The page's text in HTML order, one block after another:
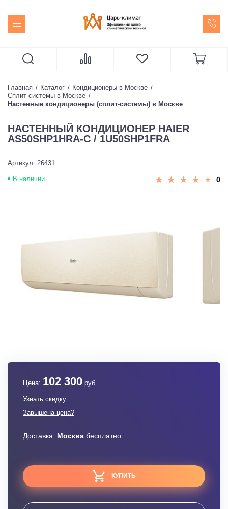
Главная Каталог
Кондиционеры в Москве
Сплит-системы в Москве
Настенные кондиционеры (сплит-системы) в Москве
НАСТЕННЫЙ КОНДИЦИОНЕР HAIER
AS50SHP1HRA-C / 1U50SHP1FRA
Артикул: 26431
В наличии 0
Цена: 102 300 руб.
Узнать скидку
Завышена цена?
Доставка: Москва бесплатно
КУПИТЬ